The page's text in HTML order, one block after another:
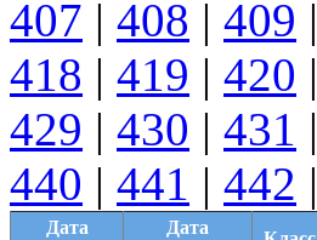
407 | 408 | 409 |
418 | 419 | 420 |
429 | 430 | 431 |
440 | 441 | 442 |
Дата
Дата